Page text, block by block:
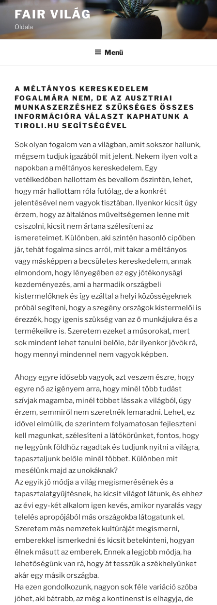
Tartalomhoz
FAIR VILÁG
Oldala
Menü
A MÉLTÁNYOS KERESKEDELEM
FOGALMÁRA NEM, DE AZ AUSZTRIAI
MUNKASZERZÉSHEZ SZÜKSÉGES ÖSSZES
INFORMÁCIÓRA VÁLASZT KAPHATUNK A
TIROLI.HU SEGÍTSÉGÉVEL
Sok olyan fogalom van a világban, amit sokszor hallunk,
mégsem tudjuk igazából mit jelent. Nekem ilyen volt a
napokban a méltányos kereskedelem. Egy
vetélkedőben hallottam és bevallom őszintén, lehet,
hogy már hallottam róla futólag, de a konkrét
jelentésével nem vagyok tisztában. Ilyenkor kicsit úgy
érzem, hogy az általános műveltségemen lenne mit
csiszolni, kicsit nem ártana szélesíteni az
ismereteimet. Különben, aki szintén hasonló cipőben
jár, tehát fogalma sincs arról, mit takar a méltányos
vagy másképpen a becsületes kereskedelem, annak
elmondom, hogy lényegében ez egy jótékonysági
kezdeményezés, ami a harmadik országbeli
kistermelőknek és így ezáltal a helyi közösségeknek
próbál segíteni, hogy a szegény országok kistermelői is
érezzék, hogy igenis szükség van az ő munkájukra és a
termékeikre is. Szeretem ezeket a műsorokat, mert
sok mindent lehet tanulni belőle, bár ilyenkor jövök rá,
hogy mennyi mindennel nem vagyok képben.
Ahogy egyre idősebb vagyok, azt veszem észre, hogy
egyre nő az igényem arra, hogy minél több tudást
szívjak magamba, minél többet lássak a világból, úgy
érzem, semmiről nem szeretnék lemaradni. Lehet, ez
idővel elmúlik, de szerintem folyamatosan fejleszteni
kell magunkat, szélesíteni a látókörünket, fontos, hogy
ne legyünk földhöz ragadtak és tudjunk nyitni a világra,
tapasztaljunk belőle minél többet. Különben mit
mesélünk majd az unokáknak?
Az egyik jó módja a világ megismerésének és a
tapasztalatgyűjtésnek, ha kicsit világot látunk, és ehhez
az évi egy-két alkalom igen kevés, amikor nyaralás vagy
telelés apropójából más országokba látogatunk el.
Szeretem más nemzetek kultúráját megismerni,
emberekkel ismerkedni és kicsit betekinteni, hogyan
élnek másutt az emberek. Ennek a legjobb módja, ha
lehetőségünk van rá, hogy át tesszük a székhelyünket
akár egy másik országba.
Ha ezen gondolkozunk, nagyon sok féle variáció szóba
jöhet, aki bátrabb, az még a kontinenst is elhagyja, de